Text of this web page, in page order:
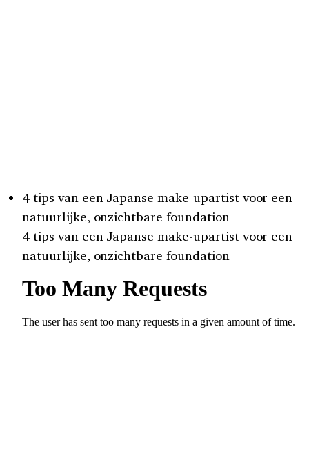
4 tips van een Japanse make-upartist voor een
natuurlijke, onzichtbare foundation
4 tips van een Japanse make-upartist voor een
natuurlijke, onzichtbare foundation